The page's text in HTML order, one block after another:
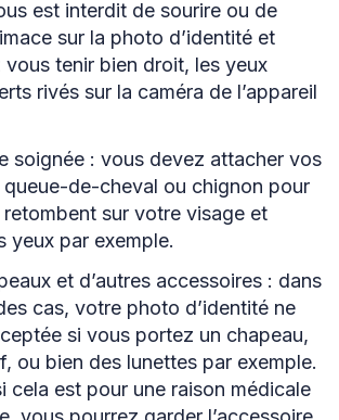
est interdit de sourire ou de
sur la photo d’identité et
tenir bien droit, les yeux
rivés sur la caméra de l’appareil
soignée : vous devez attacher vos
queue-de-cheval ou chignon pour
retombent sur votre visage et
yeux par exemple.
et d’autres accessoires : dans
cas, votre photo d’identité ne
si vous portez un chapeau,
ou bien des lunettes par exemple.
cela est pour une raison médicale